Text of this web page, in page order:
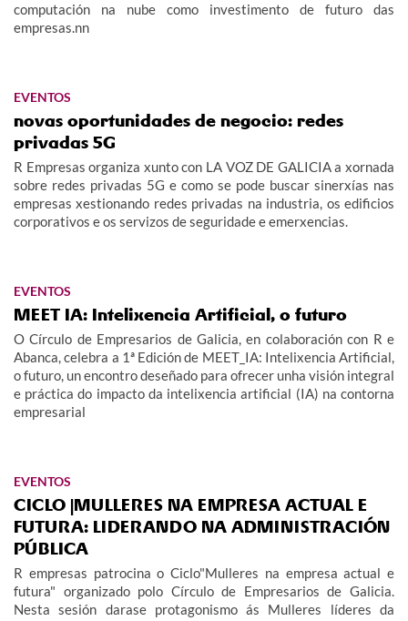
computación na nube como investimento de futuro das
empresas.nn
EVENTOS
novas oportunidades de negocio: redes
privadas 5G
R Empresas organiza xunto con LA VOZ DE GALICIA a xornada
sobre redes privadas 5G e como se pode buscar sinerxías nas
empresas xestionando redes privadas na industria, os edificios
corporativos e os servizos de seguridade e emerxencias.
EVENTOS
MEET IA: Intelixencia Artificial, o futuro
O Círculo de Empresarios de Galicia, en colaboración con R e
Abanca, celebra a 1ª Edición de MEET_IA: Intelixencia Artificial,
o futuro, un encontro deseñado para ofrecer unha visión integral
e práctica do impacto da intelixencia artificial (IA) na contorna
empresarial
EVENTOS
CICLO |MULLERES NA EMPRESA ACTUAL E
FUTURA: LIDERANDO NA ADMINISTRACIÓN
PÚBLICA
R empresas patrocina o Ciclo"Mulleres na empresa actual e
futura" organizado polo Círculo de Empresarios de Galicia.
Nesta sesión darase protagonismo ás Mulleres líderes da